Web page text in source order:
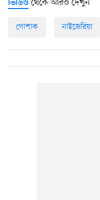
ভিডিও
পোশাক নাইজেরিয়া